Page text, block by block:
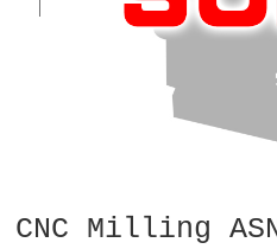
CNC Milling